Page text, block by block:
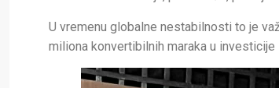
U vremenu globalne nestabilnosti to je
miliona konvertibilnih maraka u